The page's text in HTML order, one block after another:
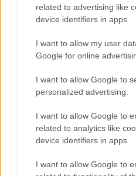
related to advertising like
device identifiers in apps.
I want to allow my user
Google for online
I want to allow Google to
personalized advertising.
I want to allow Google to
related to analytics like
device identifiers in apps.
I want to allow Google to
Martina Agostina
I nostri cari
I nostri cari